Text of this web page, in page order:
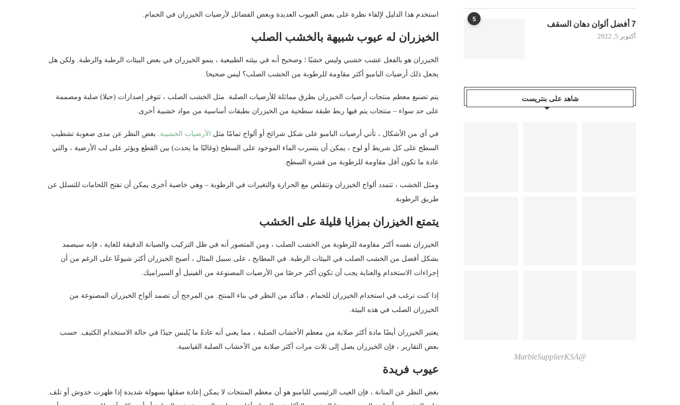
استخدم هذا الدليل لإلقاء نظرة على بعض العيوب العديدة وبعض الفضائل لأرضيات الخيزران في الحمام.
الخيزران له عيوب شبيهة بالخشب الصلب
الخيزران هو بالفعل عشب خشبي وليس خشبًا ؛ وصحيح أنه في بيئته الطبيعية ، ينمو الخيزران في بعض البيئات الرطبة والرطبة. ولكن هل
يجعل ذلك أرضيات البامبو أكثر مقاومة للرطوبة من الخشب الصلب؟ ليس صحيحا.
يتم تصنيع معظم منتجات أرضيات الخيزران بطرق مماثلة للأرضيات الصلبة. مثل الخشب الصلب ، تتوفر إصدارات (حبلا) صلبة ومصممة
على حد سواء – منتجات يتم فيها ربط طبقة سطحية من الخيزران بطبقات أساسية من مواد خشبية أخرى.
في أي من الأشكال ، تأتي أرضيات البامبو على شكل شرائح أو ألواح تمامًا مثل الأرضيات الخشبية. بغض النظر عن مدى صعوبة تشطيب
السطح على كل شريط أو لوح ، يمكن أن يتسرب الماء الموجود على السطح (وغالبًا ما يحدث) بين القطع ويؤثر على لب الأرضية ، والتي
عادة ما تكون أقل مقاومة للرطوبة من قشرة السطح.
ومثل الخشب ، تتمدد ألواح الخيزران وتتقلص مع الحرارة والتغيرات في الرطوبة – وهي خاصية أخرى يمكن أن تفتح اللحامات للتسلل عن
طريق الرطوبة.
يتمتع الخيزران بمزايا قليلة على الخشب
الخيزران نفسه أكثر مقاومة للرطوبة من الخشب الصلب ، ومن المتصور أنه في ظل التركيب والصيانة الدقيقة للغاية ، فإنه سيصمد
بشكل أفضل من الخشب الصلب في البيئات الرطبة. في المطابخ ، على سبيل المثال ، أصبح الخيزران أكثر شيوعًا على الرغم من أن
إجراءات الاستخدام والعناية يجب أن تكون أكثر حرصًا من الأرضيات المصنوعة من الفينيل أو السيراميك.
إذا كنت ترغب في استخدام الخيزران للحمام ، فتأكد من النظر في بناء المنتج. من المرجح أن تصمد ألواح الخيزران المصنوعة من
الخيزران الصلب في هذه البيئة.
يعتبر الخيزران أيضًا مادة أكثر صلابة من معظم الأخشاب الصلبة ، مما يعني أنه عادةً ما يُلبس جيدًا في حالة الاستخدام الكثيف. حسب
بعض التقارير ، فإن الخيزران يصل إلى ثلاث مرات أكثر صلابة من الأخشاب الصلبة القياسية.
عيوب فريدة
بغض النظر عن المتانة ، فإن العيب الرئيسي للبامبو هو أن معظم المنتجات لا يمكن إعادة صقلها بسهولة شديدة إذا ظهرت خدوش أو تلف.
5
7 أفضل ألوان دهان السقف
أكتوبر 5, 2022
شاهد على بنتريست
@MarbleSupplierKSA